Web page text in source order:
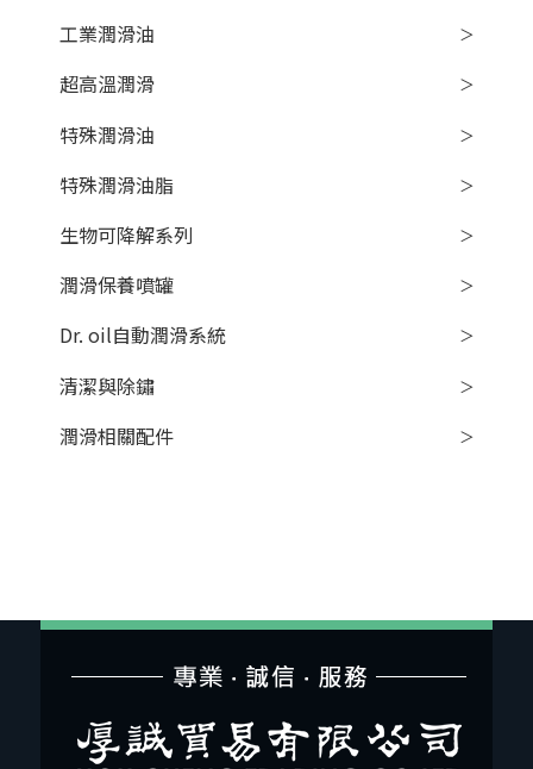
工業潤滑油
超高溫潤滑
特殊潤滑油
特殊潤滑油脂
生物可降解系列
潤滑保養噴罐
Dr. oil自動潤滑系統
清潔與除鏽
潤滑相關配件